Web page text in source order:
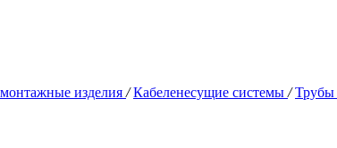
изделия / Кабеленесущие системы / Трубы